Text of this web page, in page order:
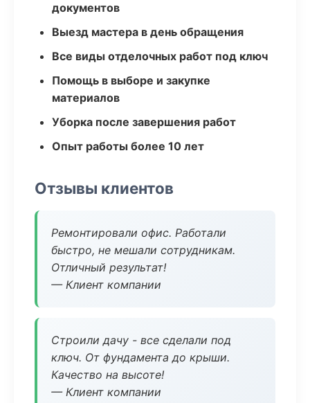
документов
Выезд мастера в день обращения
Все виды отделочных работ под ключ
Помощь в выборе и закупке
материалов
Уборка после завершения работ
Опыт работы более 10 лет
Отзывы клиентов
Ремонтировали офис. Работали
быстро, не мешали сотрудникам.
Отличный результат!
— Клиент компании
Строили дачу - все сделали под
ключ. От фундамента до крыши.
Качество на высоте!
— Клиент компании